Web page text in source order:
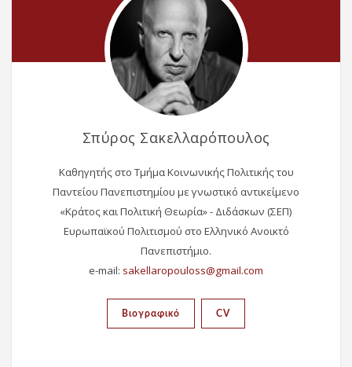
Σπύρος Σακελλαρόπουλος
Καθηγητής στο Τμήμα Κοινωνικής Πολιτικής του
Παντείου Πανεπιστημίου με γνωστικό αντικείμενο
«Κράτος και Πολιτική Θεωρία» - Διδάσκων (ΣΕΠ)
Ευρωπαϊκού Πολιτισμού στο Ελληνικό Ανοικτό
Πανεπιστήμιο.
e-mail:
Βιογραφικό CV